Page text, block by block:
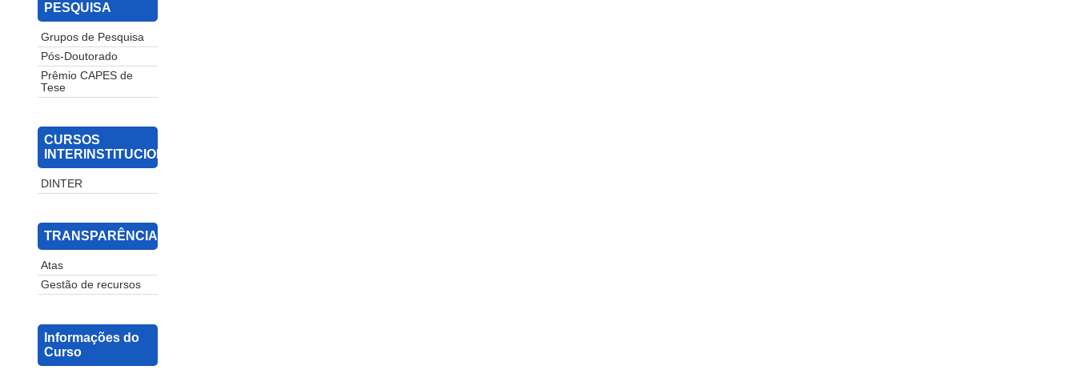
PESQUISA
Grupos de Pesquisa
Pós-Doutorado
Prêmio CAPES de
Tese
CURSOS
INTERINSTITUCIONAIS
DINTER
TRANSPARÊNCIA
Atas
Gestão de recursos
Informações do
Curso